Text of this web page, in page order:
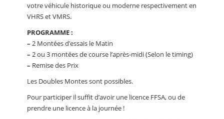
votre véhicule historique ou moderne respectivement en
VHRS et VMRS.
PROGRAMME :
– 2 Montées d’essais le Matin
– 2 ou 3 montées de course l’après-midi (Selon le timing)
– Remise des Prix
Les Doubles Montes sont possibles.
Pour participer il suffit d’avoir une licence FFSA, ou de
prendre une licence à la journée !